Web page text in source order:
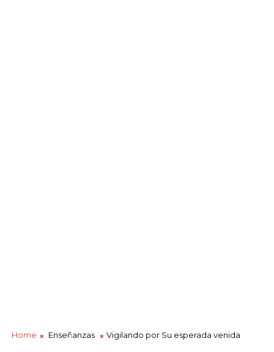
Home Enseñanzas Vigilando por Su esperada venida